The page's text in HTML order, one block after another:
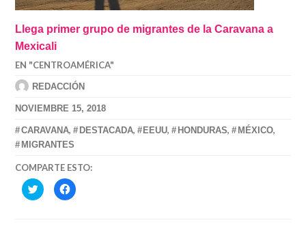
Llega primer grupo de migrantes de la Caravana a
Mexicali